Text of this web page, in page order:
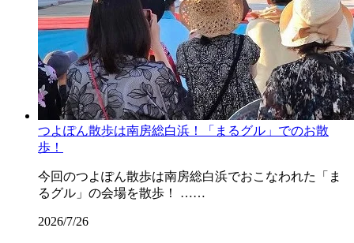
つよぽん散歩は南房総白浜！「まるグル」でのお散
歩！
今回のつよぽん散歩は南房総白浜でおこなわれた「ま
るグル」の会場を散歩！ ……
2026/7/26